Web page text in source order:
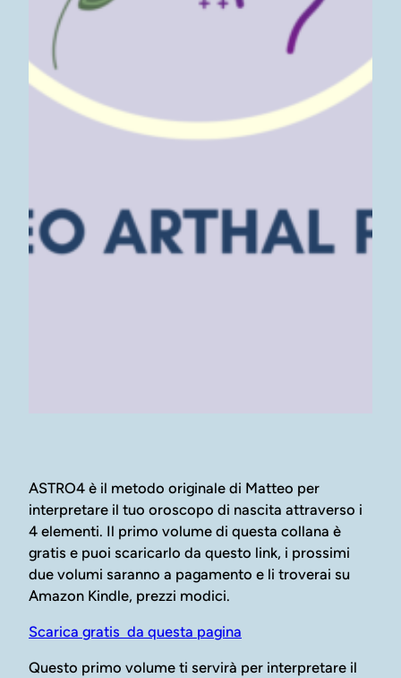
ASTRO4 è il metodo originale di Matteo per
interpretare il tuo oroscopo di nascita attraverso i
4 elementi. Il primo volume di questa collana è
gratis e puoi scaricarlo da questo link, i prossimi
due volumi saranno a pagamento e li troverai su
Amazon Kindle, prezzi modici.
Scarica gratis da questa pagina
Questo primo volume ti servirà per interpretare il